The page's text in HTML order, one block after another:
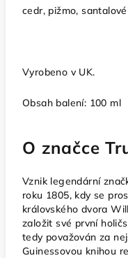
cedr, pižmo,
Vyrobeno v UK.
Obsah balení: 100 ml
O značce
Vznik legendární
roku 1805, kdy se
královského dvora
založit své první
tedy považován za
Guinessovou knihou